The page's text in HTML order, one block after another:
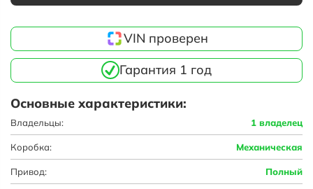
VIN проверен
Гарантия 1 год
Основные характеристики:
Владельцы: 1 владелец
Коробка: Механическая
Привод: Полный